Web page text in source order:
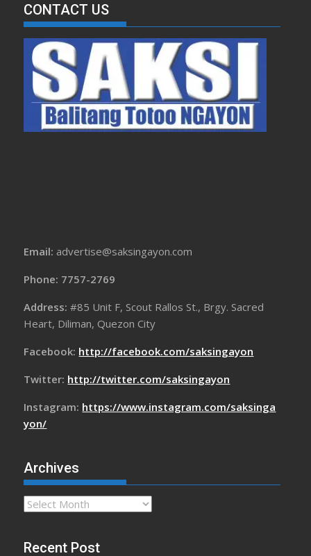
CONTACT US
Email: advertise@saksingayon.com
Phone: 7757-2769
Address:#85 Unit F, Scout Rallos St., Brgy. Sacred
Heart, Diliman, Quezon City
Facebook: http://facebook.com/saksingayon
Twitter: http://twitter.com/saksingayon
Instagram: https://www.instagram.com/saksinga
yon/
Archives
Archives
Recent Post